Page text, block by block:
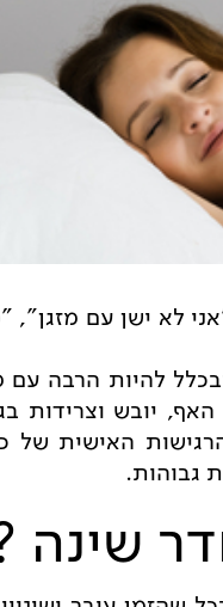
לא ישן עם מזגן",
להיות הרבה עם
האף, יובש וצרידות
האישית של
גבוהות.
שינה